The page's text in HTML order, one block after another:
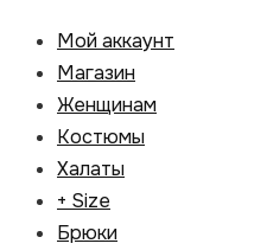
Мой аккаунт
Магазин
Женщинам
Костюмы
Халаты
+ Size
Брюки